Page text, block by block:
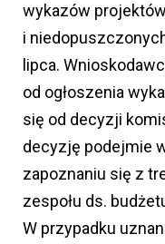
wykazów
i
lipca.
od ogłoszenia
się od decyzji
decyzję podejmie
zapoznaniu się z
zespołu ds.
W przypadku